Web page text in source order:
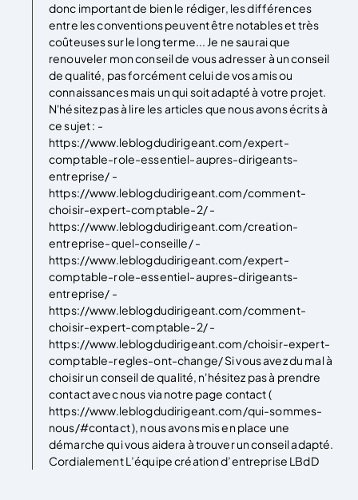
donc important de bien le rédiger, les différences
entre les conventions peuvent être notables et très
coûteuses sur le long terme... Je ne saurai que
renouveler mon conseil de vous adresser à un conseil
de qualité, pas forcément celui de vos amis ou
connaissances mais un qui soit adapté à votre projet.
N'hésitez pas à lire les articles que nous avons écrits à
ce sujet : -
https://www.leblogdudirigeant.com/expert-
comptable-role-essentiel-aupres-dirigeants-
entreprise/ -
https://www.leblogdudirigeant.com/comment-
choisir-expert-comptable-2/ -
https://www.leblogdudirigeant.com/creation-
entreprise-quel-conseille/ -
https://www.leblogdudirigeant.com/expert-
comptable-role-essentiel-aupres-dirigeants-
entreprise/ -
https://www.leblogdudirigeant.com/comment-
choisir-expert-comptable-2/ -
https://www.leblogdudirigeant.com/choisir-expert-
comptable-regles-ont-change/ Si vous avez du mal à
choisir un conseil de qualité, n'hésitez pas à prendre
contact avec nous via notre page contact (
https://www.leblogdudirigeant.com/qui-sommes-
nous/#contact ), nous avons mis en place une
démarche qui vous aidera à trouver un conseil adapté.
Cordialement L’équipe création d’entreprise LBdD